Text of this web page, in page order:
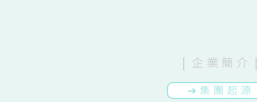
​| 企 業 簡 介 |
➔ 集 團 起 源